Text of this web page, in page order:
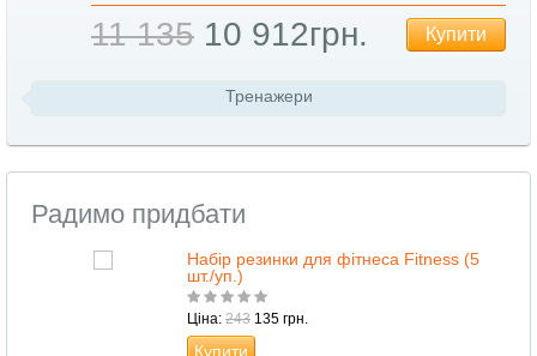
11 135 10 912грн. Купити
Тренажери
Радимо придбати
Набір резинки для фітнеса Fitness (5
шт./уп.)
Ціна: 243 135 грн.
Купити